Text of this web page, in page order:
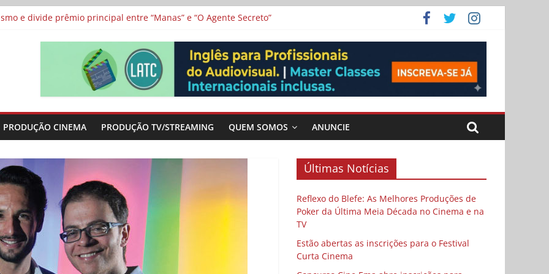
adaptação brasileira de série argentina para o cinema
Poker da Última Meia Década no Cinema e na TV
Cinema
de escolas públicas
PRODUÇÃO CINEMA PRODUÇÃO TV/STREAMING QUEM SOMOS ANUNCIE
Últimas Notícias
Reflexo do Blefe: As Melhores Produções de
Poker da Última Meia Década no Cinema e na
TV
Estão abertas as inscrições para o Festival
Curta Cinema